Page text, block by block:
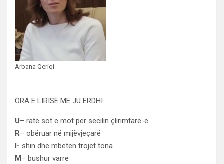
Arbana Qeriqi
ORA E LIRISË ME JU ERDHI
U– ratë sot e mot për secilin çlirimtarë-e
R– obëruar në mijëvjeçarë
I- shin dhe mbetën trojet tona
M– bushur varre